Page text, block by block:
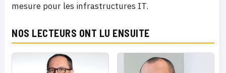
mesure pour les infrastructures IT.
NOS LECTEURS ONT LU ENSUITE